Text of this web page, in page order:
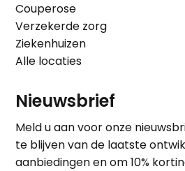
Couperose
Verzekerde zorg
Ziekenhuizen
Alle locaties
Nieuwsbrief
Meld u aan voor onze
te blijven van de laatste
aanbiedingen en om 10%